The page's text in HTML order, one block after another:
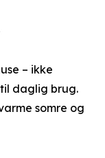
– ikke
daglig brug.
somre og